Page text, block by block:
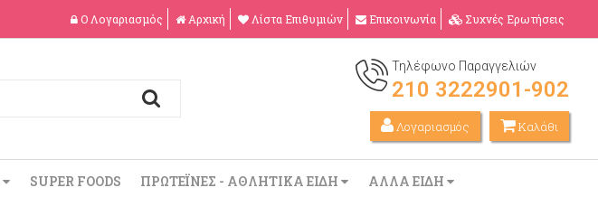
Ο Λογαριασμός Αρχική Λίστα Επιθυμιών Επικοινωνία Συχνές Ερωτήσεις
Τηλέφωνο Παραγγελιών
210 3222901-902
Λογαριασμός Καλάθι
SUPER FOODS ΠΡΩΤΕΪΝΕΣ - ΑΘΛΗΤΙΚΑ ΕΙΔΗ ΑΛΛΑ ΕΙΔΗ